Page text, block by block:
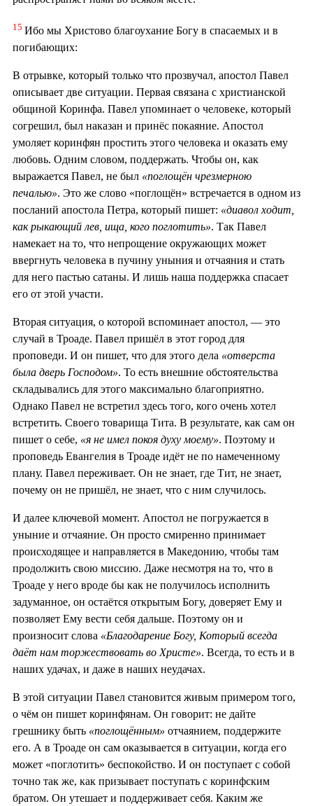
15 Ибо мы Христово благоухание Богу в спасаемых и в
погибающих:
В отрывке, который только что прозвучал, апостол Павел
описывает две ситуации. Первая связана с христианской
общиной Коринфа. Павел упоминает о человеке, который
согрешил, был наказан и принёс покаяние. Апостол
умоляет коринфян простить этого человека и оказать ему
любовь. Одним словом, поддержать. Чтобы он, как
выражается Павел, не был «поглощён чрезмерною
печалью». Это же слово «поглощён» встречается в одном из
посланий апостола Петра, который пишет: «диавол ходит,
как рыкающий лев, ища, кого поглотить». Так Павел
намекает на то, что непрощение окружающих может
ввергнуть человека в пучину уныния и отчаяния и стать
для него пастью сатаны. И лишь наша поддержка спасает
его от этой участи.
Вторая ситуация, о которой вспоминает апостол, — это
случай в Троаде. Павел пришёл в этот город для
проповеди. И он пишет, что для этого дела «отверста
была дверь Господом». То есть внешние обстоятельства
складывались для этого максимально благоприятно.
Однако Павел не встретил здесь того, кого очень хотел
встретить. Своего товарища Тита. В результате, как сам он
пишет о себе, «я не имел покоя духу моему». Поэтому и
проповедь Евангелия в Троаде идёт не по намеченному
плану. Павел переживает. Он не знает, где Тит, не знает,
почему он не пришёл, не знает, что с ним случилось.
И далее ключевой момент. Апостол не погружается в
уныние и отчаяние. Он просто смиренно принимает
происходящее и направляется в Македонию, чтобы там
продолжить свою миссию. Даже несмотря на то, что в
Троаде у него вроде бы как не получилось исполнить
задуманное, он остаётся открытым Богу, доверяет Ему и
позволяет Ему вести себя дальше. Поэтому он и
произносит слова «Благодарение Богу, Который всегда
даёт нам торжествовать во Христе». Всегда, то есть и в
наших удачах, и даже в наших неудачах.
В этой ситуации Павел становится живым примером того,
о чём он пишет коринфянам. Он говорит: не дайте
грешнику быть «поглощённым» отчаянием, поддержите
его. А в Троаде он сам оказывается в ситуации, когда его
может «поглотить» беспокойство. И он поступает с собой
точно так же, как призывает поступать с коринфским
братом. Он утешает и поддерживает себя. Каким же